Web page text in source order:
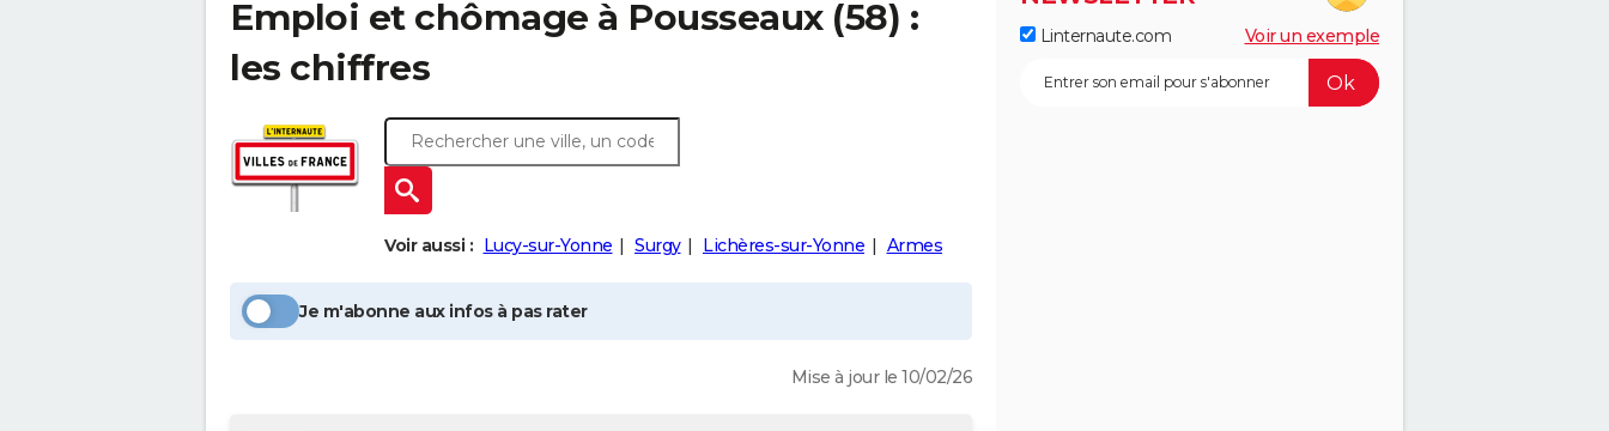
Emploi et chômage à Pousseaux(58) :
les chiffres
Voir aussi : Lucy-sur-Yonne Surgy Lichères-sur-Yonne Armes
Je m'abonne aux infos à pas rater
Mise à jour le 10/02/26
Linternaute.com Voir un exemple